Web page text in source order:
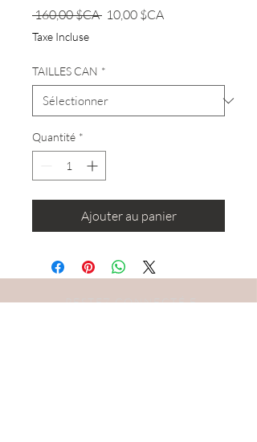
160,00 $CA Prix
10,00 $CAPrix
Taxe Incluse
TAILLES CAN *
Quantité *
Ajouter au panier
RESTEZ CONNECTÉ·E